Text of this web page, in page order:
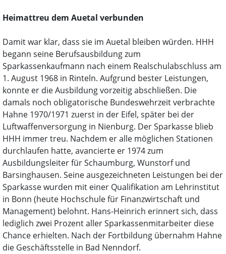
Heimattreu dem Auetal verbunden
Damit war klar, dass sie im Auetal bleiben würden. HHH
begann seine Berufsausbildung zum
Sparkassenkaufmann nach einem Realschulabschluss am
1. August 1968 in Rinteln. Aufgrund bester Leistungen,
konnte er die Ausbildung vorzeitig abschließen. Die
damals noch obligatorische Bundeswehrzeit verbrachte
Hahne 1970/1971 zuerst in der Eifel, später bei der
Luftwaffenversorgung in Nienburg. Der Sparkasse blieb
HHH immer treu. Nachdem er alle möglichen Stationen
durchlaufen hatte, avancierte er 1974 zum
Ausbildungsleiter für Schaumburg, Wunstorf und
Barsinghausen. Seine ausgezeichneten Leistungen bei der
Sparkasse wurden mit einer Qualifikation am Lehrinstitut
in Bonn (heute Hochschule für Finanzwirtschaft und
Management) belohnt. Hans-Heinrich erinnert sich, dass
lediglich zwei Prozent aller Sparkassenmitarbeiter diese
Chance erhielten. Nach der Fortbildung übernahm Hahne
die Geschäftsstelle in Bad Nenndorf.